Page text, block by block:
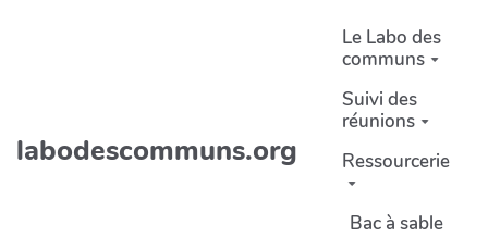
labodescommuns.org
Le Labo des
communs
Suivi des
réunions
Ressourcerie
Bac à sable